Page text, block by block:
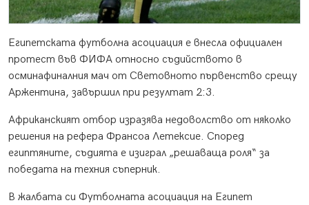
Египетската футболна асоциация е внесла официален
протест във ФИФА относно съдийството в
осминафиналния мач от Световното първенство срещу
Аржентина, завършил при резултат 2:3.
Африканският отбор изразява недоволство от няколко
решения на рефера Франсоа Летексие. Според
египтяните, съдията е изиграл „решаваща роля“ за
победата на техния съперник.
В жалбата си Футболната асоциация на Египет